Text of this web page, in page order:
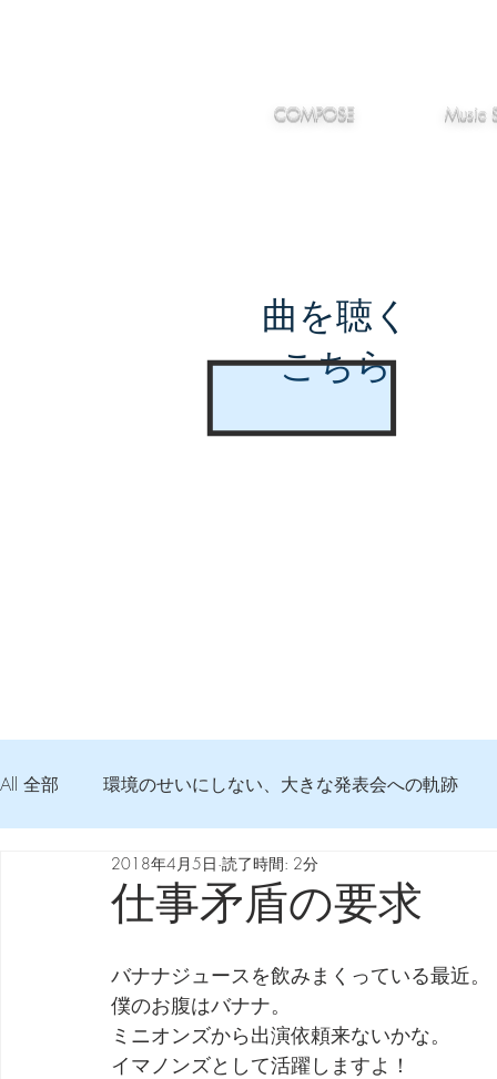
COMPOSE Music
曲を聴く
こちら
All 全部 環境のせいにしない、大きな発表会への軌跡
弦交換の記録 DTM 始める 知っておきたいコト
Imanjy Studio 使われているモノ 食べんじーの美味
劇団 Avan 劇伴が出来るまでを追ったドキュメンタリー
仕事矛盾の要求
2018年4月5日 読了時間: 2分
バナナジュースを飲みまくっている最近。
僕のお腹はバナナ。
ミニオンズから出演依頼来ないかな。
イマノンズとして活躍しますよ！